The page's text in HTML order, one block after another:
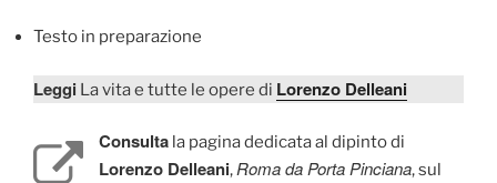
Testo in preparazione
Leggi La vita e tutte le opere di Lorenzo Delleani
Consulta la pagina dedicata al dipinto di
Lorenzo Delleani,Roma da Porta Pinciana, sul